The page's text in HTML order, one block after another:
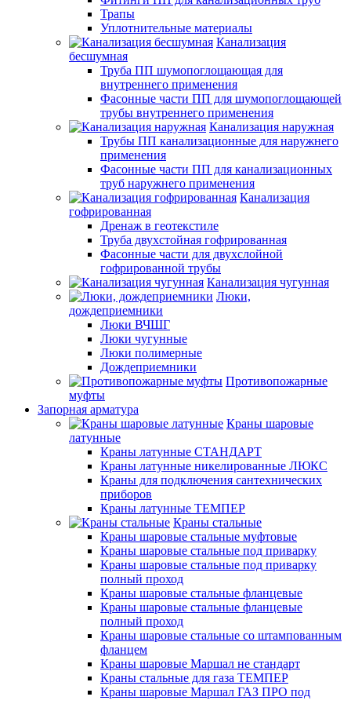
Трапы
Уплотнительные материалы
Канализация
бесшумная
Труба ПП шумопоглощающая для
внутреннего применения
Фасонные части ПП для шумопоглощающей
трубы внутреннего применения
Канализация наружная
Трубы ПП канализационные для наружнего
применения
Фасонные части ПП для канализационных
труб наружнего применения
Канализация
гофрированная
Дренаж в геотекстиле
Труба двухстойная гофрированная
Фасонные части для двухслойной
гофрированной трубы
Канализация чугунная
Люки,
дождеприемники
Люки ВЧШГ
Люки чугунные
Люки полимерные
Дождеприемники
Противопожарные
муфты
Запорная арматура
Краны шаровые
латунные
Краны латунные СТАНДАРТ
Краны латунные никелированные ЛЮКС
Краны для подключения сантехнических
приборов
Краны латунные ТЕМПЕР
Краны стальные
Краны шаровые стальные муфтовые
Краны шаровые стальные под приварку
Краны шаровые стальные под приварку
полный проход
Краны шаровые стальные фланцевые
Краны шаровые стальные фланцевые
полный проход
Краны шаровые стальные со штампованным
фланцем
Краны шаровые Маршал не стандарт
Краны стальные для газа ТЕМПЕР
Краны шаровые Маршал ГАЗ ПРО под